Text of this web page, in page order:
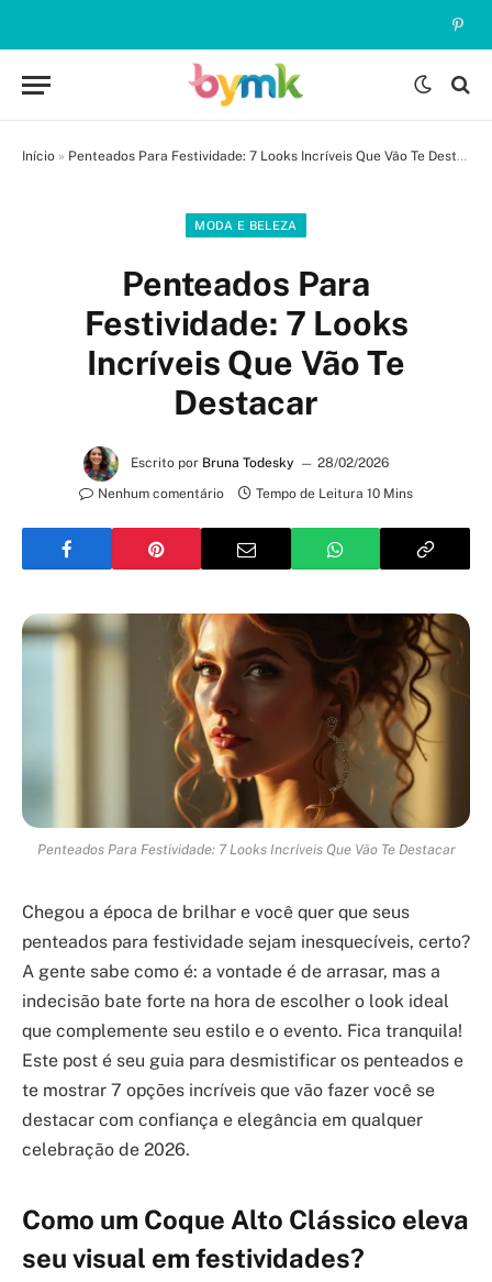
Início » Penteados Para Festividade: 7 Looks Incríveis Que Vão Te Destacar
MODA E BELEZA
Penteados Para
Festividade: 7 Looks
Incríveis Que Vão Te
Destacar
Escrito por Bruna Todesky
28/02/2026
Nenhum comentário
Tempo de Leitura 10 Mins
Penteados Para Festividade: 7 Looks Incríveis Que Vão Te Destacar
Chegou a época de brilhar e você quer que seus
penteados para festividade sejam inesquecíveis, certo?
A gente sabe como é: a vontade é de arrasar, mas a
indecisão bate forte na hora de escolher o look ideal
que complemente seu estilo e o evento. Fica tranquila!
Este post é seu guia para desmistificar os penteados e
te mostrar 7 opções incríveis que vão fazer você se
destacar com confiança e elegância em qualquer
celebração de 2026.
Como um Coque Alto Clássico eleva
seu visual em festividades?